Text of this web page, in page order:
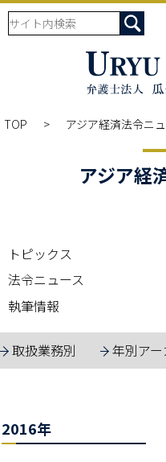
TOP アジア経済法令ニ
アジア経
トピックス
法令ニュース
執筆情報
取扱業務別 年別ア
2016年